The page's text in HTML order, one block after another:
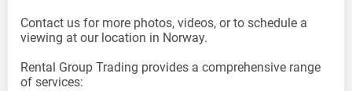
Contact us for more photos, videos, or to schedule a
viewing at our location in Norway.
Rental Group Trading provides a comprehensive range
of services: